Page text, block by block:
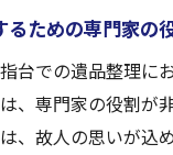
るための専門家の
台での遺品整理に
、専門家の役割が
、故人の思いが込